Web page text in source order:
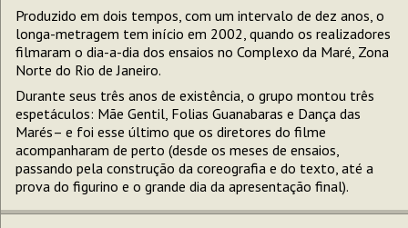
Produzido em dois tempos, com um intervalo de dez anos, o
longa-metragem tem início em 2002, quando os realizadores
filmaram o dia-a-dia dos ensaios no Complexo da Maré, Zona
Norte do Rio de Janeiro.
Durante seus três anos de existência, o grupo montou três
espetáculos: Mãe Gentil, Folias Guanabaras e Dança das
Marés– e foi esse último que os diretores do filme
acompanharam de perto (desde os meses de ensaios,
passando pela construção da coreografia e do texto, até a
prova do figurino e o grande dia da apresentação final).